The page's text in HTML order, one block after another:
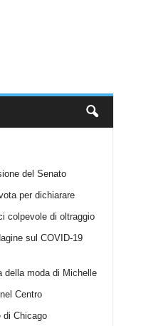
del Senato
per dichiarare
colpevole di oltraggio
sul COVID-19
della moda di Michelle
Centro
di Chicago